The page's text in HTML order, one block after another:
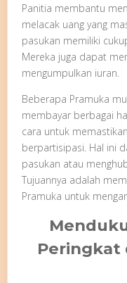
Panitia membantu
melacak uang yang
pasukan memiliki
Mereka juga dapat
mengumpulkan iuran.
Beberapa Pramuka
membayar berbagai
cara untuk
berpartisipasi. Hal ini
pasukan atau
Tujuannya adalah
Pramuka untuk
Peringkat